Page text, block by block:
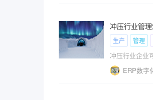
冲压行业管
生产
管理
冲压行业企业
ERP数字